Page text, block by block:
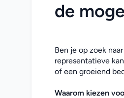
de
Ben je op zoek
representatieve
of een groeiend
Waarom kiezen